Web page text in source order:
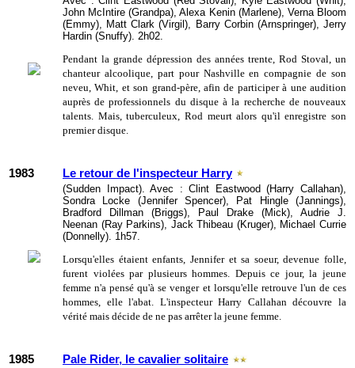
John McIntire (Grandpa), Alexa Kenin (Marlene), Verna Bloom
(Emmy), Matt Clark (Virgil), Barry Corbin (Arnspringer), Jerry
Hardin (Snuffy). 2h02.
Pendant la grande dépression des années trente, Rod Stoval, un
chanteur alcoolique, part pour Nashville en compagnie de son
neveu, Whit, et son grand-père, afin de participer à une audition
auprès de professionnels du disque à la recherche de nouveaux
talents. Mais, tuberculeux, Rod meurt alors qu'il enregistre son
premier disque.
1983 Le retour de l'inspecteur Harry
(Sudden Impact). Avec : Clint Eastwood (Harry Callahan),
Sondra Locke (Jennifer Spencer), Pat Hingle (Jannings),
Bradford Dillman (Briggs), Paul Drake (Mick), Audrie J.
Neenan (Ray Parkins), Jack Thibeau (Kruger), Michael Currie
(Donnelly). 1h57.
Lorsqu'elles étaient enfants, Jennifer et sa soeur, devenue folle,
furent violées par plusieurs hommes. Depuis ce jour, la jeune
femme n'a pensé qu'à se venger et lorsqu'elle retrouve l'un de ces
hommes, elle l'abat. L'inspecteur Harry Callahan découvre la
vérité mais décide de ne pas arrêter la jeune femme.
1985 Pale Rider, le cavalier solitaire